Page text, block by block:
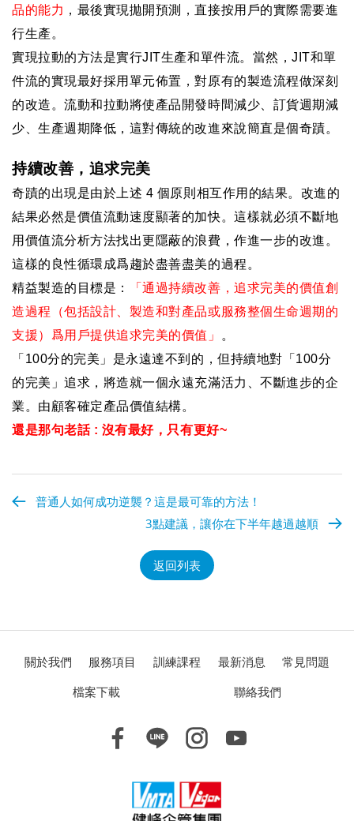
品的能力 ，最後實現拋開預測，直接按用戶的實際需要進
行生產。
實現拉動的方法是實行JIT生產和單件流。當然，JIT和單
件流的實現最好採用單元佈置，對原有的製造流程做深刻
的改造。流動和拉動將使產品開發時間減少、訂貨週期減
少、生產週期降低，這對傳統的改進來說簡直是個奇蹟。
持續改善，追求完美
奇蹟的出現是由於上述 4 個原則相互作用的結果。改進的
結果必然是價值流動速度顯著的加快。這樣就必須不斷地
用價值流分析方法找出更隱蔽的浪費，作進一步的改進。
這樣的良性循環成爲趨於盡善盡美的過程。
精益製造的目標是：
「通過持續改善，追求完美的價值創
造過程（包括設計、製造和對產品或服務整個生命週期的
支援）爲用戶提供追求完美的價值」
。
「 100分的完美」是永遠達不到的，但持續地對「 100分
的完美」追求，將造就一個永遠充滿活力、不斷進步的企
業。由顧客確定產品價值結構。
還是那句老話: 沒有最好，只有更好~
普通人如何成功逆襲？這是最可靠的方法！
3點建議，讓你在下半年越過越順
返回列表
關於我們 服務項目 訓練課程 最新消息
常見問題
檔案下載
聯絡我們